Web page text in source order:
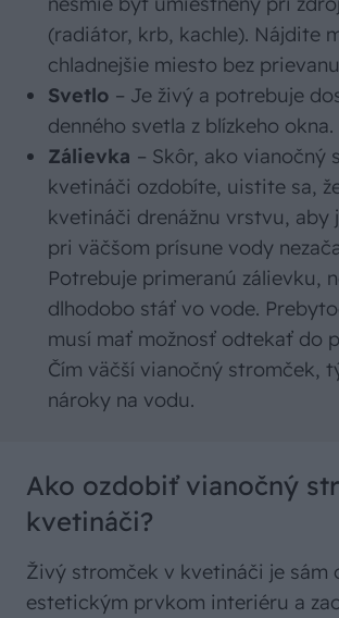
(radiátor, krb, kachle). Nájdite
chladnejšie miesto bez
Svetlo – Je živý a potrebuje
denného svetla z blízkeho okna.
Zálievka – Skôr, ako vianočný
kvetináči ozdobíte, uistite sa,
kvetináči drenážnu vrstvu, aby
pri väčšom prísune vody
Potrebuje primeranú zálievku,
dlhodobo stáť vo vode.
musí mať možnosť odtekať do
Čím väčší vianočný stromček,
nároky na vodu.
Ako ozdobiť vianočný
kvetináči?
Živý stromček v kvetináči je sám
estetickým prvkom interiéru a